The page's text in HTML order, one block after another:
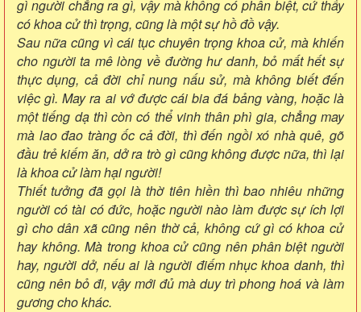
gì người chẳng ra gì, vậy mà không có phân biệt, cứ thấy
có khoa cử thì trọng, cũng là một sự hồ đồ vậy.
Sau nữa cũng vì cái tục chuyên trọng khoa cử, mà khiến
cho người ta mê lòng về đường hư danh, bỏ mất hết sự
thực dụng, cả đời chỉ nung nấu sử, mà không biết đến
việc gì. May ra ai vớ được cái bia đá bảng vàng, hoặc là
một tiếng dạ thì còn có thể vinh thân phì gia, chẳng may
mà lao đao tràng ốc cả đời, thì đến ngồi xó nhà quê, gõ
đầu trẻ kiếm ăn, dở ra trò gì cũng không được nữa, thì lại
là khoa cử làm hại người!
Thiết tưởng đã gọi là thờ tiên hiền thì bao nhiêu những
người có tài có đức, hoặc người nào làm được sự ích lợi
gì cho dân xã cũng nên thờ cả, không cứ gì có khoa cử
hay không. Mà trong khoa cử cũng nên phân biệt người
hay, người dở, nếu ai là người điếm nhục khoa danh, thì
cũng nên bỏ đi, vậy mới đủ mà duy trì phong hoá và làm
gương cho khác.